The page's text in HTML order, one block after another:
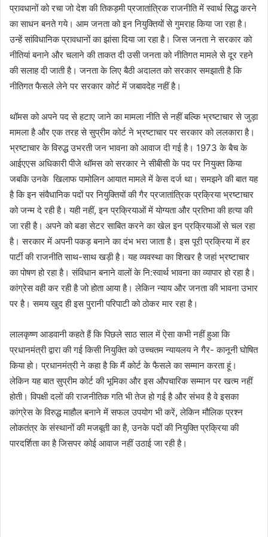
प्रावधानों को रचा जो देश की तिकड़मी प्रजातांत्रिक राजनीति में स्वार्थ सिद्ध करने
का साधन बनते गये। आम जनता को इन नियुक्तियों से गुमराह किया जा रहा है।
उन्हें सांविधानिक प्रावधानों का झांसा दिया जा रहा है। जिस जनता ने सरकार को
नीतियां बनाने और चलाने की ताकत दी उसी जनता को नीतिगत मामले से दूर रहने
की सलाह दी जाती है। जनता के लिए बैठी अदालत को सरकार समझाती है कि
नीतिगत फैसले लेने पर सरकार कोर्ट में जबावदेह नहीं है।
थॉमस को अपने पद से हटाए जाने का मामला नीति से नहीं बल्कि भ्रष्टाचार से जुड़ा
मामला है और एक तरह से सुप्रीम कोर्ट ने भ्रष्टाचार पर सरकार को ललकारा है।
भ्रष्टाचार के विरुद्ध उभरती जन भावना को आवाज दी गई है। 1973 के बैच के
आईएएस अधिकारी पीजे थॉमस को सरकार ने सीबीसी के पद पर नियुक्त किया
जबकि उनके खिलाफ पामोलिन आयात मामले में केस दर्ज था। समझने की बात यह
है कि इन संवैधानिक पदों पर नियुक्तियों की गैर प्रजातांत्रिक प्रक्रिया भ्रष्टाचार
को जन्म दे रही है। यही नहीं, इन प्रक्रियाओं में योग्यता और प्रतिभा की हत्या की
जा रही है। अपने को बङा सेटर साबित करने का खेल इन प्रक्रियाओं से चल रहा
है। सरकार में अपनी पकड़ बनाने का दंभ भरा जाता है। इस पूरी प्रक्रिया में हर
पार्टी की राजनीति साथ-साथ खड़ी है। यह व्यवस्था का शिखर है जहां भ्रष्टाचार
का पोषण हो रहा है। संविधान बनाने वालों के नि:स्वार्थ भावना का व्यापार हो रहा है।
कांग्रेस वही कर रही है जो होता आया है। लेकिन न्याय और जनता की भावना उभार
पर है। समय खुद ही इस पुरानी परिपाटी को ठोकर मार रहा है।
लालकृष्ण आडवानी कहते हैं कि पिछले साठ साल में ऐसा कभी नहीं हुआ कि
प्रधानमंत्री द्वारा की गई किसी नियुक्ति को उच्चतम न्यायलय ने गैर- कानूनी घोषित
किया हो। प्रधानमंत्री ने कहा है कि मैं कोर्ट के फैसले का सम्मान करता हूं।
लेकिन यह बात सुप्रीम कोर्ट की भूमिका और इस औपचारिक सम्मान पर खत्म नहीं
होती। विपक्षी दलों की राजनीतिक गति भी तेज हो गई है और संभव है वे इसका
कांग्रेस के विरुद्ध माहौल बनाने में सफल उपयोग भी करें, लेकिन मौलिक प्रश्न
लोकतंत्र के संस्थानों की मजबूती का है, उनके पदों की नियुक्ति प्रक्रिया की
पारदर्शिता का है जिसपर कोई आवाज नहीं उठाई जा रही है।